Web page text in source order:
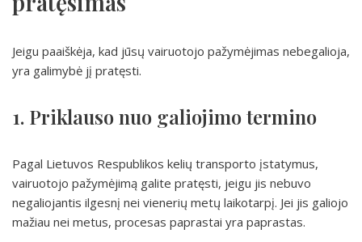
Jeigu paaiškėja, kad jūsų vairuotojo pažymėjimas nebegalioja,
yra galimybė jį pratęsti.
1. Priklauso nuo galiojimo termino
Pagal Lietuvos Respublikos kelių transporto įstatymus,
vairuotojo pažymėjimą galite pratęsti, jeigu jis nebuvo
negaliojantis ilgesnį nei vienerių metų laikotarpį. Jei jis galiojo
mažiau nei metus, procesas paprastai yra paprastas.